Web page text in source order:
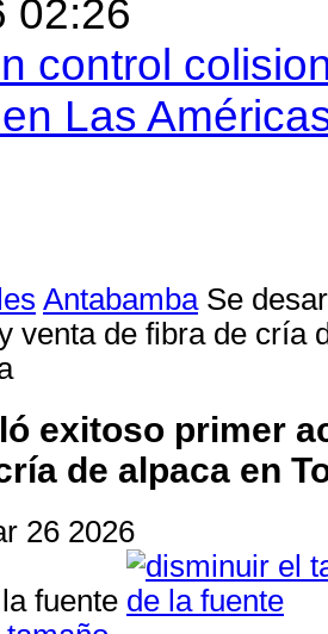
02:26
control
Las
Antabamba Se
venta de fibra de cría
exitoso primer
de alpaca en
26 2026
fuente